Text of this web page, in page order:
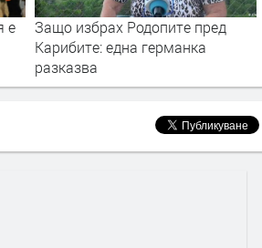
Тук се произвежда "българското
злато"